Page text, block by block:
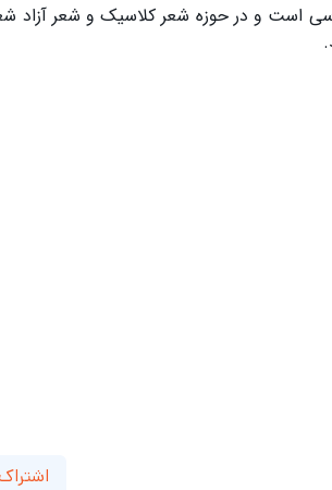
است و در حوزە شعر کلاسیک و شعر آزاد